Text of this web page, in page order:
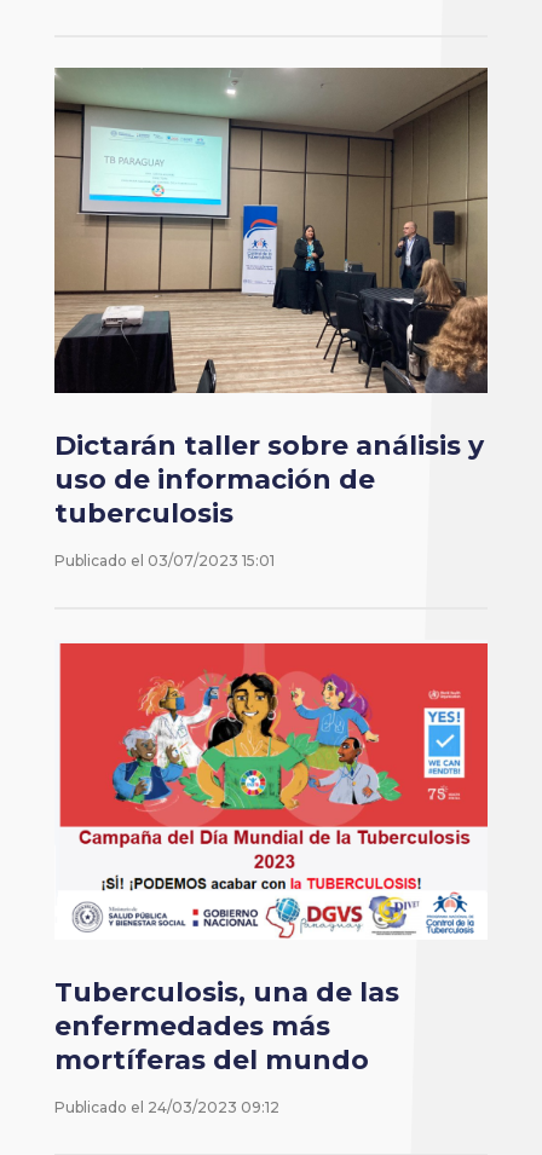
Dictarán taller sobre análisis y
uso de información de
tuberculosis
Publicado el 03/07/2023 15:01
Tuberculosis, una de las
enfermedades más
mortíferas del mundo
Publicado el 24/03/2023 09:12